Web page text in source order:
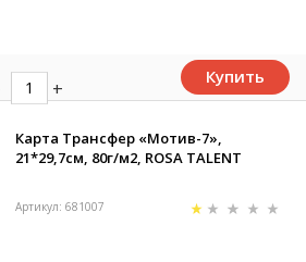
Купить
Карта Трансфер «Мотив-7»,
21*29,7см, 80г/м2, ROSA TALENT
Артикул: 681007